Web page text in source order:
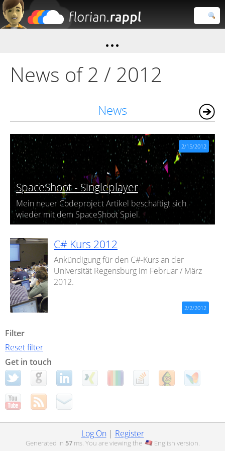
Close search
News of 2 / 2012
News
SpaceShoot - Singleplayer
Mein neuer Codeproject Artikel beschäftigt sich
wieder mit dem SpaceShoot Spiel.
2/15/2012
C# Kurs 2012
Ankündigung für den C#-Kurs an der
Universität Regensburg im Februar / März
2012.
2/2/2012
Filter
Reset filter
Get in touch
Log On| Register
Generated in 57ms. You are viewing the English version.